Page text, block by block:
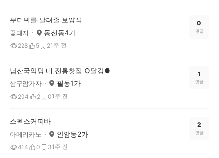
무더위를 날려줄 보양식
꽃돼지 동선동4가
228 5 21주 전
0
댓글
남산국악당 내 전통찻집 ○달강●
삼구암가자 필동1가
204 2 01주 전
1
댓글
스펙스커피바
아메리카노 안암동2가
414 0 31주 전
2
댓글